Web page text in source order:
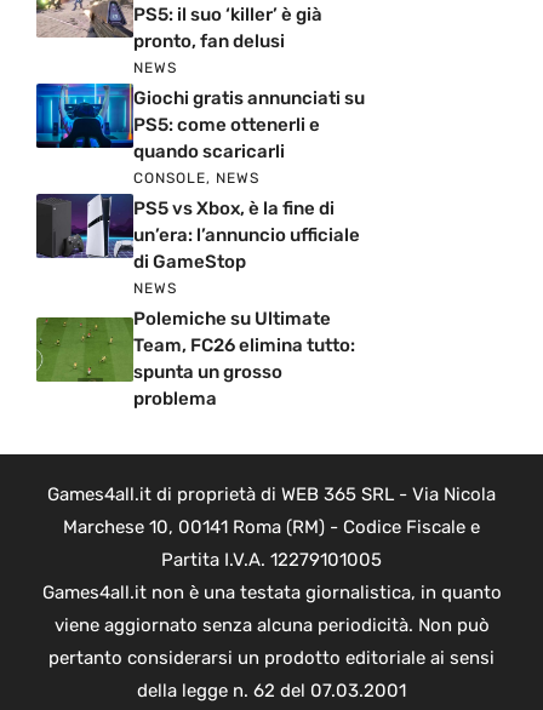
PS5: il suo ‘killer’ è già
pronto, fan delusi
NEWS
Giochi gratis annunciati su
PS5: come ottenerli e
quando scaricarli
CONSOLE, NEWS
PS5 vs Xbox, è la fine di
un’era: l’annuncio ufficiale
di GameStop
NEWS
Polemiche su Ultimate
Team, FC26 elimina tutto:
spunta un grosso
problema
Games4all.it di proprietà di WEB 365 SRL - Via Nicola
Marchese 10, 00141 Roma (RM) - Codice Fiscale e
Partita I.V.A. 12279101005
Games4all.it non è una testata giornalistica, in quanto
viene aggiornato senza alcuna periodicità. Non può
pertanto considerarsi un prodotto editoriale ai sensi
della legge n. 62 del 07.03.2001